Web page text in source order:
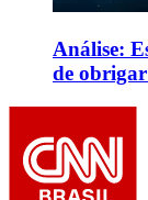
Análise:
de